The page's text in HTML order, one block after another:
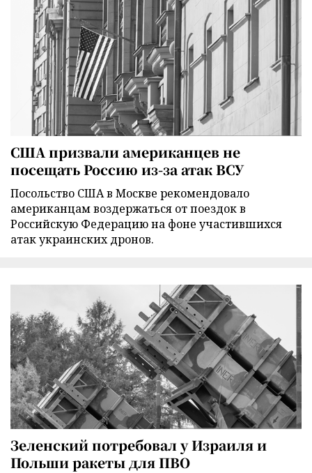
США призвали американцев не
посещать Россию из-за атак ВСУ
Посольство США в Москве рекомендовало
американцам воздержаться от поездок в
Российскую Федерацию на фоне участившихся
атак украинских дронов.
Зеленский потребовал у Израиля и
Польши ракеты для ПВО